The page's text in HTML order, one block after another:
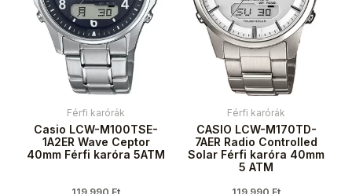
Férfi karórák
Casio LCW-M100TSE-
1A2ER Wave Ceptor
40mm Férfi karóra 5ATM
Férfi karórák
CASIO LCW-M170TD-
7AER Radio Controlled
Solar Férfi karóra 40mm
5 ATM